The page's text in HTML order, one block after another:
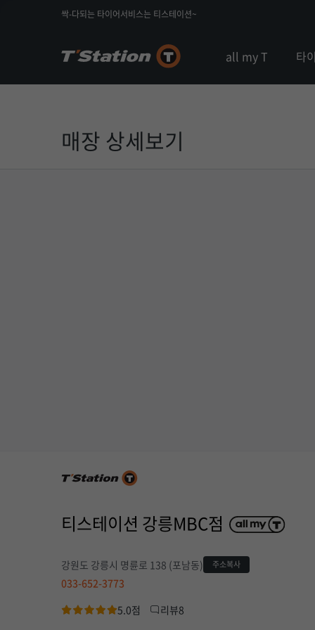
싹-다되는 타이어서비스는 티스테이션~
all my T 타
매장 상세보기
티스테이션 강릉MBC점
강원도 강릉시 명륜로 138 (포남동) 주소복사
033-652-3773
5.0점
리뷰8